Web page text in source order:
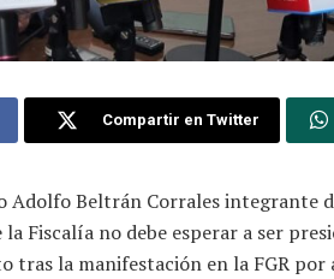
Compartir en Twitter
Adolfo Beltrán Corrales integrante
Fiscalía no debe esperar a ser
tras la manifestación en la FGR por